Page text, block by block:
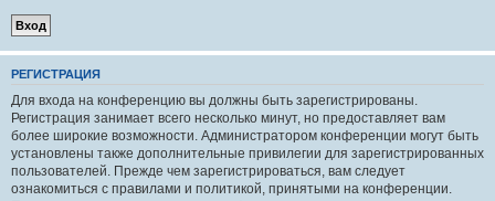
РЕГИСТРАЦИЯ
Для входа на конференцию вы должны быть зарегистрированы.
Регистрация занимает всего несколько минут, но предоставляет вам
более широкие возможности. Администратором конференции могут быть
установлены также дополнительные привилегии для зарегистрированных
пользователей. Прежде чем зарегистрироваться, вам следует
ознакомиться с правилами и политикой, принятыми на конференции.